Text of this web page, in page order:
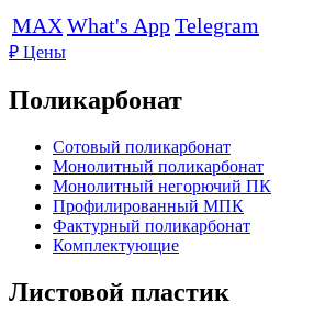
MAXWhat's AppTelegram
₽ Цены
Поликарбонат
Сотовый поликарбонат
Монолитный поликарбонат
Монолитный негорючий ПК
Профилированный МПК
Фактурный поликарбонат
Комплектующие
Листовой пластик